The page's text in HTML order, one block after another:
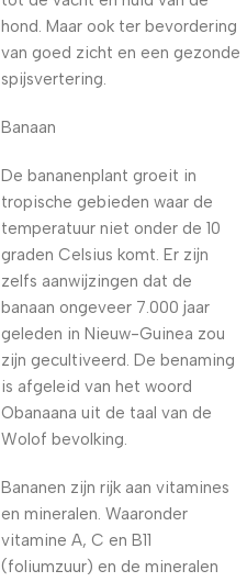
hond. Maar ook ter bevordering
van goed zicht en een gezonde
spijsvertering.
Banaan
De bananenplant groeit in
tropische gebieden waar de
temperatuur niet onder de 10
graden Celsius komt. Er zijn
zelfs aanwijzingen dat de
banaan ongeveer 7.000 jaar
geleden in Nieuw-Guinea zou
zijn gecultiveerd. De benaming
is afgeleid van het woord
Obanaana uit de taal van de
Wolof bevolking.
Bananen zijn rijk aan vitamines
en mineralen. Waaronder
vitamine A, C en B11
(foliumzuur) en de mineralen